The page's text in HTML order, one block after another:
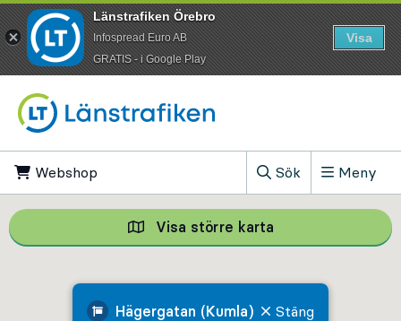
Webshop
Sök
, Visa sökfältet
Meny
Hägergatan (Kumla) Stäng
Visa större karta Visa större
Länstrafiken Örebro
Infospread Euro AB
​GRATIS - i Google Play
Visa